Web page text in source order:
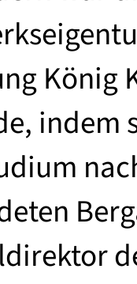
König
indem